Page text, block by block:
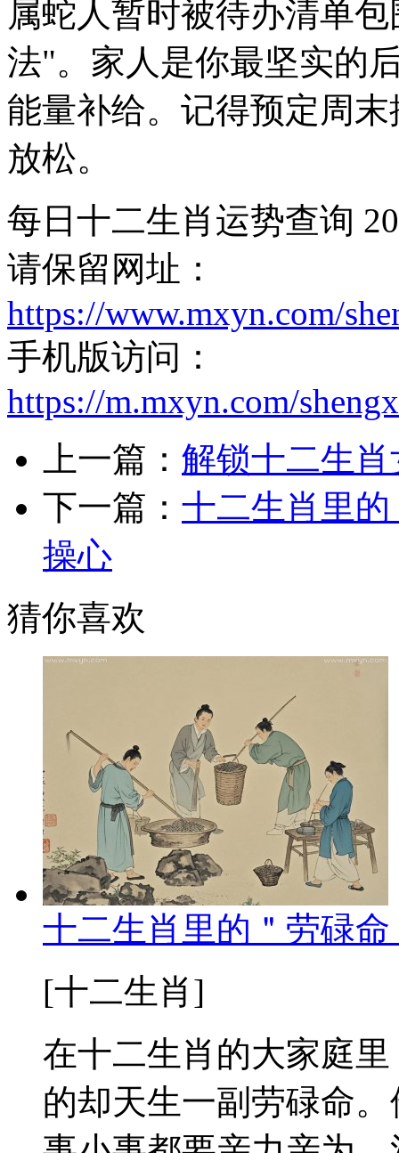
属蛇人暂时被待办清单
法"。家人是你最坚实的
能量补给。记得预定周
放松。
每日十二生肖运势查询
请保留网址：
https://www.mxyn.com/
手机版访问：
https://m.mxyn.com/
上一篇： 解锁十二生
下一篇： 十二生肖里
操心
猜你喜欢
十二生肖里的＂劳碌
[十二生肖]
在十二生肖的大家庭
的却天生一副劳碌命